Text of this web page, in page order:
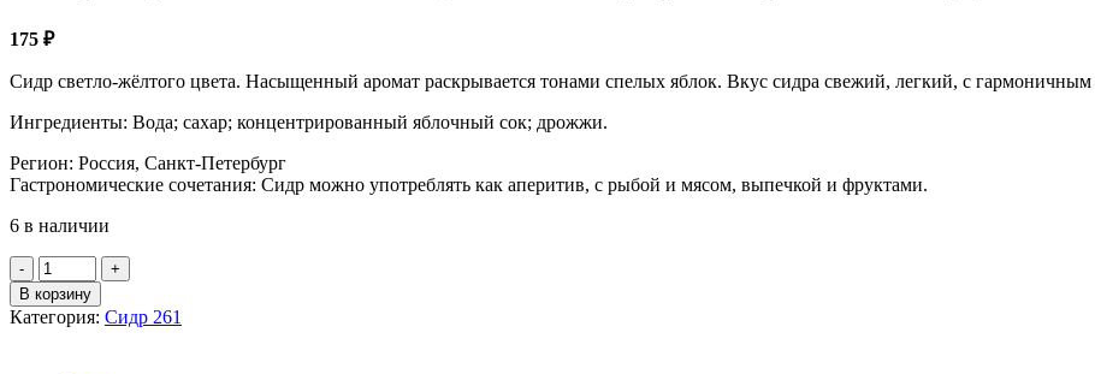
175 ₽
Сидр светло-жёлтого цвета. Насыщенный аромат раскрывается тонами спелых яблок. Вкус сидра свежий, легкий, с
Ингредиенты: Вода; сахар; концентрированный яблочный сок; дрожжи.
Регион: Россия, Санкт-Петербург
Гастрономические сочетания: Сидр можно употреблять как аперитив, с рыбой и мясом, выпечкой и фруктами.
6 в наличии
Количество
товара
Сидр
игристый
В корзину
Категория: Сидр 261